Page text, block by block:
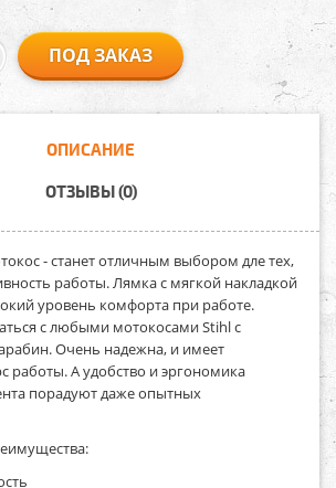
ПОД ЗАКАЗ
ОПИСАНИЕ
ОТЗЫВЫ (0)
- станет отличным выбором дле тех,
работы. Лямка с мягкой накладкой
уровень комфорта при работе.
с любыми мотокосами Stihl с
Очень надежна, и имеет
работы. А удобство и эргономика
порадуют даже опытных